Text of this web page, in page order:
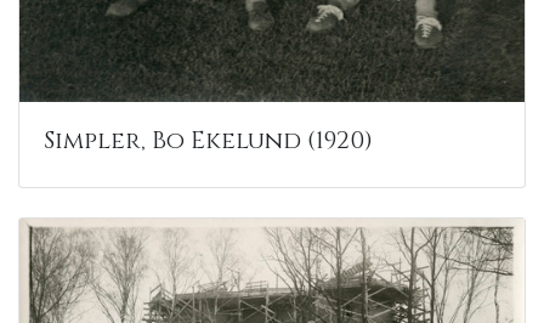
Simpler, Bo Ekelund (1920)